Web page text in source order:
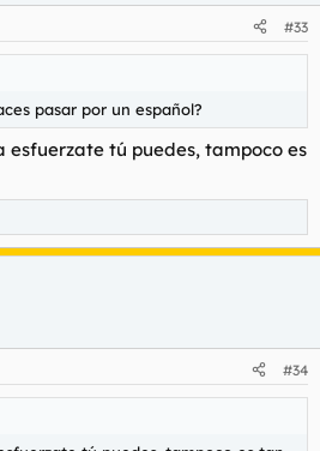
#33
pasar por un español?
esfuerzate tú puedes, tampoco es
#34